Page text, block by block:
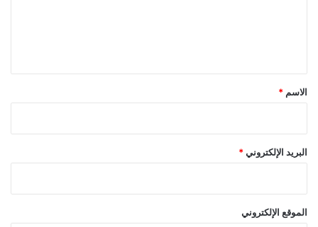
*
الاسم *
البريد الإلكتروني *
الموقع الإلكتروني